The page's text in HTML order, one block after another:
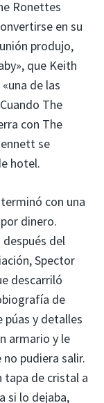
Ronettes
en su
produjo,
que Keith
de las
The
con The
se
hotel.
con una
dinero.
del
Spector
descarriló
de
púas y detalles
armario y le
pudiera salir.
tapa de cristal a
si lo dejaba,